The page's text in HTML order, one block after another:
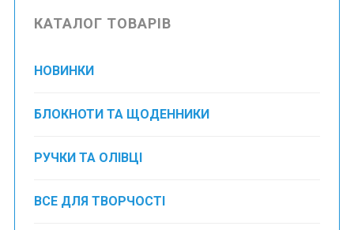
КАТАЛОГ ТОВАРІВ
НОВИНКИ
БЛОКНОТИ ТА ЩОДЕННИКИ
РУЧКИ ТА ОЛІВЦІ
ВСЕ ДЛЯ ТВОРЧОСТІ